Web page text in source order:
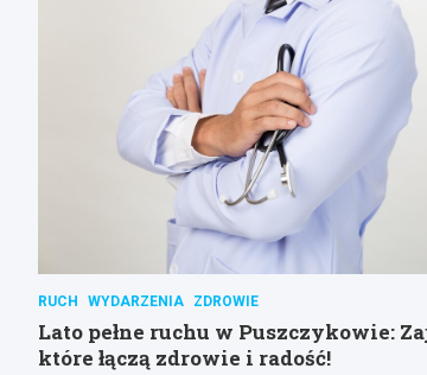
RUCH WYDARZENIA ZDROWIE
Lato pełne ruchu w Puszczykowie:
które łączą zdrowie i radość!